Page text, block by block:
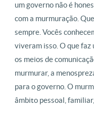
um governo não é
com a murmuração.
sempre. Vocês
viveram isso. O que
os meios de
murmurar, a
para o governo. O
âmbito pessoal,